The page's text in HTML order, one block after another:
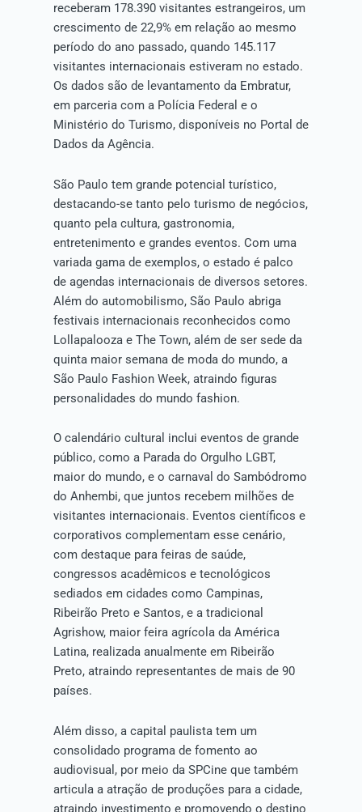
receberam 178.390 visitantes estrangeiros, um
crescimento de 22,9% em relação ao mesmo
período do ano passado, quando 145.117
visitantes internacionais estiveram no estado.
Os dados são de levantamento da Embratur,
em parceria com a Polícia Federal e o
Ministério do Turismo, disponíveis no Portal de
Dados da Agência.
São Paulo tem grande potencial turístico,
destacando-se tanto pelo turismo de negócios,
quanto pela cultura, gastronomia,
entretenimento e grandes eventos. Com uma
variada gama de exemplos, o estado é palco
de agendas internacionais de diversos setores.
Além do automobilismo, São Paulo abriga
festivais internacionais reconhecidos como
Lollapalooza e The Town, além de ser sede da
quinta maior semana de moda do mundo, a
São Paulo Fashion Week, atraindo figuras
personalidades do mundo fashion.
O calendário cultural inclui eventos de grande
público, como a Parada do Orgulho LGBT,
maior do mundo, e o carnaval do Sambódromo
do Anhembi, que juntos recebem milhões de
visitantes internacionais. Eventos científicos e
corporativos complementam esse cenário,
com destaque para feiras de saúde,
congressos acadêmicos e tecnológicos
sediados em cidades como Campinas,
Ribeirão Preto e Santos, e a tradicional
Agrishow, maior feira agrícola da América
Latina, realizada anualmente em Ribeirão
Preto, atraindo representantes de mais de 90
países.
Além disso, a capital paulista tem um
consolidado programa de fomento ao
audiovisual, por meio da SPCine que também
articula a atração de produções para a cidade,
atraindo investimento e promovendo o destino